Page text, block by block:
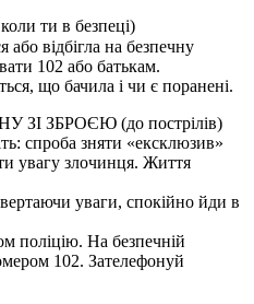
ти в безпеці)
або відбігла на безпечну
102 або батькам.
що бачила і чи є поранені.
ЗБРОЄЮ (до пострілів)
спроба зняти «ексклюзив»
увагу злочинця. Життя
уваги, спокійно йди в
поліцію. На безпечній
102. Зателефонуй